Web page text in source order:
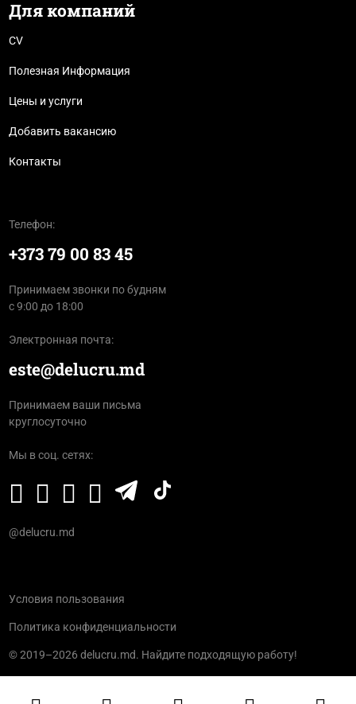
Для компаний
CV
Полезная Информация
Цены и услуги
Добавить вакансию
Контакты
Телефон:
+373 79 00 83 45
Принимаем звонки по будням
с 9:00 до 18:00
Электронная почта:
este@delucru.md
Принимаем ваши письма
круглосуточно
Мы в соц. сетях:
@delucru.md
© 2019–2026 delucru.md. Найдите подходящую работу!
Условия пользования
Политика конфиденциальности